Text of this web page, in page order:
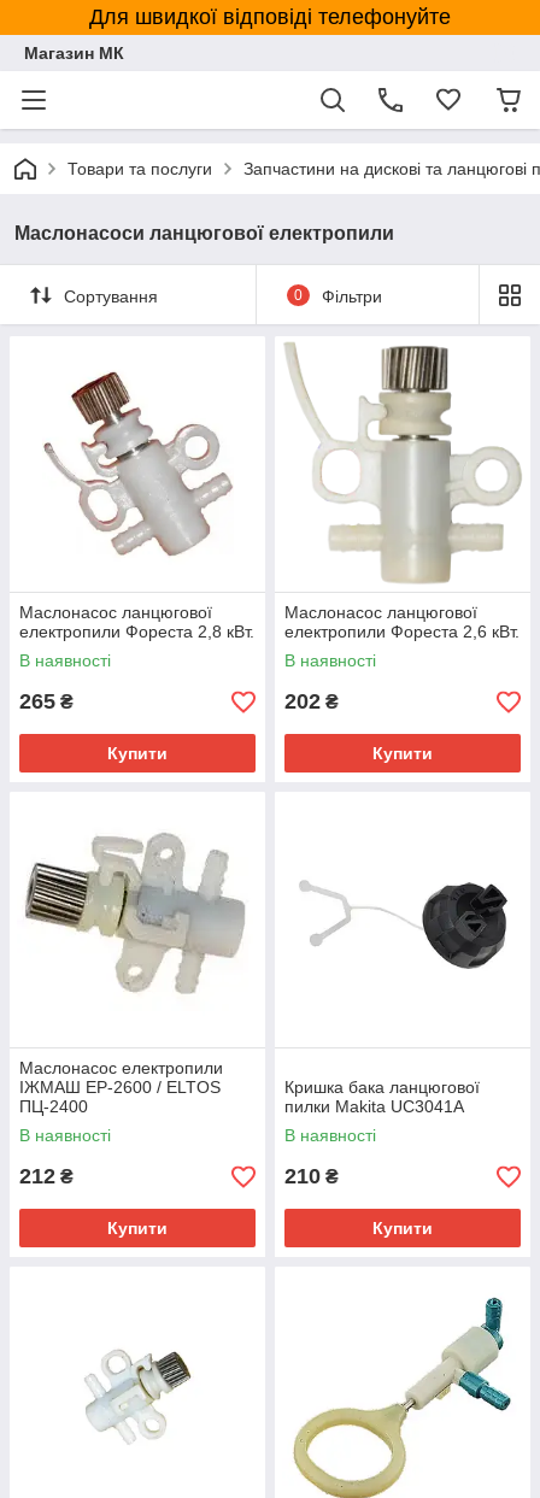
Для швидкої відповіді телефонуйте
Магазин МК
Товари та послуги Запчастини на дискові та ланцюгові
Маслонасоси ланцюгової електропили
Сортування 0 Фільтри
Маслонасос ланцюгової
електропили Фореста 2,8 кВт.
В наявності
265 ₴
Купити
Маслонасос ланцюгової
електропили Фореста 2,6 кВт.
В наявності
202 ₴
Купити
Маслонасос електропили
ІЖМАШ EP-2600 / ELTOS
ПЦ-2400
В наявності
212 ₴
Купити
Кришка бака ланцюгової
пилки Makita UC3041A
В наявності
210 ₴
Купити